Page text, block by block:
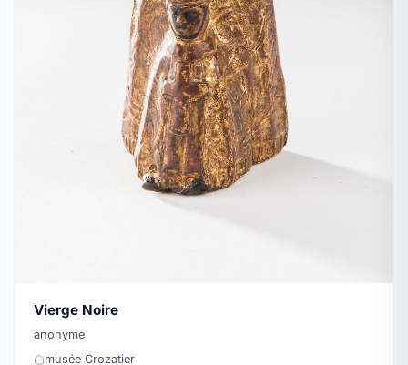
Vierge Noire
anonyme
musée Crozatier